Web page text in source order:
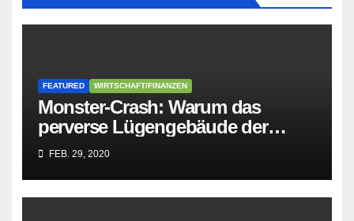
FEATURED WIRTSCHAFT/FINANZEN
Monster-Crash: Warum das
perverse Lügengebäude der
Sozialisten in sich
FEB. 29, 2020